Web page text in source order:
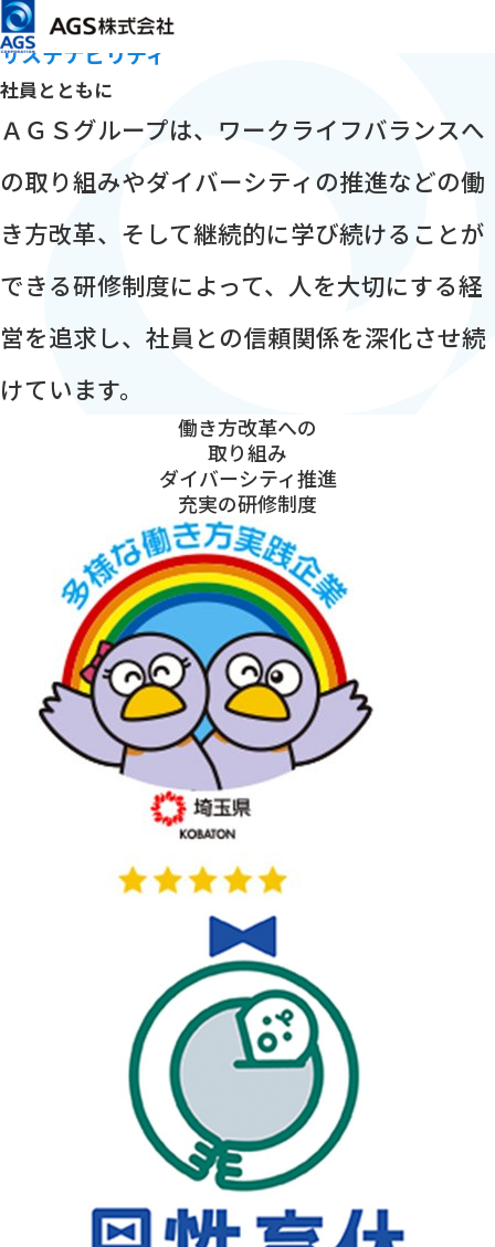
メインコンテンツまでスキップ
HOME サステナビリティ
サステナビリティ
社員とともに
ＡＧＳグループは、ワークライフバランスへ
の取り組みやダイバーシティの推進などの働
き方改革、 そして継続的に学び続けることが
できる研修制度によって、 人を大切にする経
営を追求し、社員との信頼関係を深化させ続
けています。
働き方改革への
取り組み
ダイバーシティ推進
充実の研修制度